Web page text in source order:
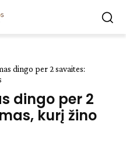
dingo per 2 savaites:
dingo per 2
kurį žino